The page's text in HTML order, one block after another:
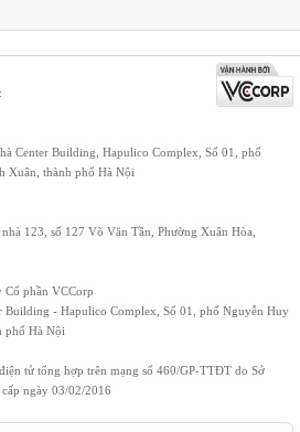
Center Building, Hapulico Complex, Số 01, phố
Xuân, thành phố Hà Nội
123, số 127 Võ Văn Tần, Phường Xuân Hòa,
phần VCCorp
Building - Hapulico Complex, Số 01, phố Nguyễn Huy
phố Hà Nội
tử tổng hợp trên mạng số 460/GP-TTĐT do Sở
ngày 03/02/2016